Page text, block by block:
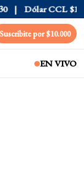
Dólar CCL $1577.3
Suscribite por $10.000
EN VIVO